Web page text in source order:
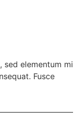
sed elementum mi
Fusce